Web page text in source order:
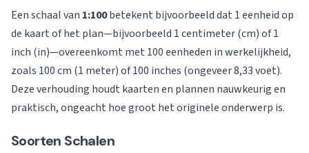
Een schaal van 1:100betekent bijvoorbeeld dat 1 eenheid op
de kaart of het plan—bijvoorbeeld 1 centimeter (cm) of 1
inch (in)—overeenkomt met 100 eenheden in werkelijkheid,
zoals 100 cm (1 meter) of 100 inches (ongeveer 8,33 voet).
Deze verhouding houdt kaarten en plannen nauwkeurig en
praktisch, ongeacht hoe groot het originele onderwerp is.
Soorten Schalen